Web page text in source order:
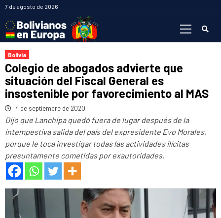
Saltar
contenido
7 de agosto de 2026
Bolivia
Colegio de abogados advierte que
situación del Fiscal General es
insostenible por favorecimiento al MAS
4 de septiembre de 2020
Dijo que Lanchipa quedó fuera de lugar después de la
intempestiva salida del país del expresidente Evo Morales,
porque le toca investigar todas las actividades ilícitas
presuntamente cometidas por exautoridades.